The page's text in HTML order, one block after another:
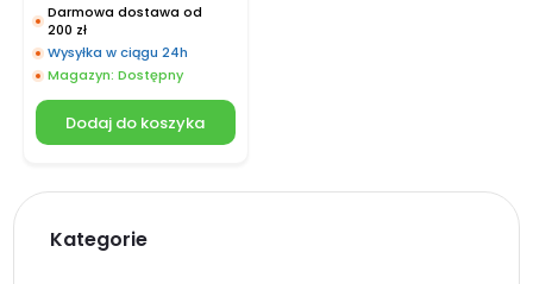
Darmowa dostawa od
200 zł
Wysyłka w ciągu 24h
Magazyn: Dostępny
Dodaj do koszyka
Kategorie